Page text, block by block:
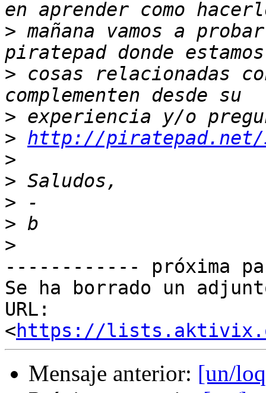
> mañana vamos a
> cosas relacionadas
>
> http://piratepad.net/
>
>
>
>
>
------------ próxima
Se ha borrado un
URL:
<https://
Mensaje anterior: [un/